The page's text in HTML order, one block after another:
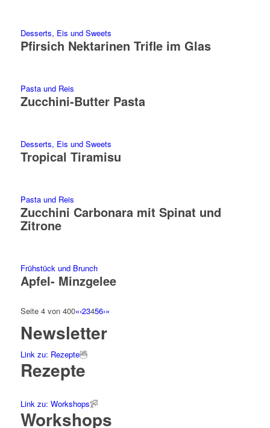
Desserts, Eis und Sweets
Pfirsich Nektarinen Trifle im Glas
Pasta und Reis
Zucchini-Butter Pasta
Desserts, Eis und Sweets
Tropical Tiramisu
Pasta und Reis
Zucchini Carbonara mit Spinat und
Zitrone
Frühstück und Brunch
Apfel- Minzgelee
Seite 4 von 400«‹23456›»
Newsletter
Link zu: Rezepte
Rezepte
Link zu: Workshops
Workshops